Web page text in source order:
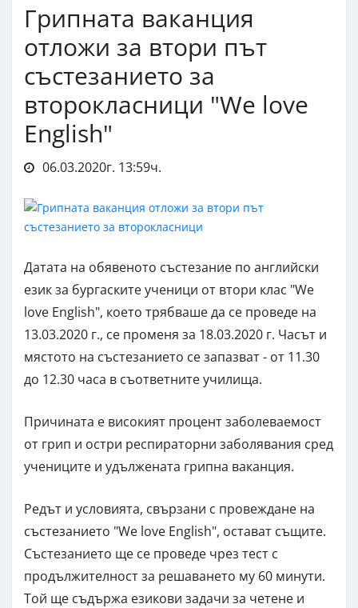
Грипната ваканция
отложи за втори път
състезанието за
второкласници "We love
English"
06.03.2020г. 13:59ч.
Датата на обявеното състезание по английски
език за бургаските ученици от втори клас "We
love English", което трябваше да се проведе на
13.03.2020 г., се променя за 18.03.2020 г. Часът и
мястото на състезанието се запазват - от 11.30
до 12.30 часа в съответните училища.
Причината е високият процент заболеваемост
от грип и остри респираторни заболявания сред
учениците и удължената грипна ваканция.
Редът и условията, свързани с провеждане на
състезанието "We love English", остават същите.
Състезанието ще се проведе чрез тест с
продължителност за решаването му 60 минути.
Той ще съдържа езикови задачи за четене и